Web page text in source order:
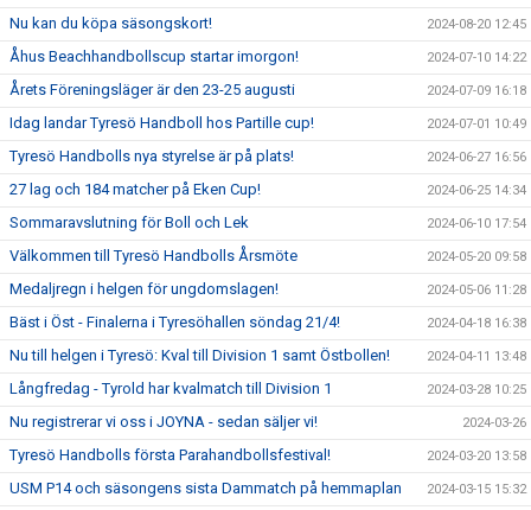
Nu kan du köpa säsongskort! 2024-08-20 12:45
Åhus Beachhandbollscup startar imorgon! 2024-07-10 14:22
Årets Föreningsläger är den 23-25 augusti 2024-07-09 16:18
Idag landar Tyresö Handboll hos Partille cup! 2024-07-01 10:49
Tyresö Handbolls nya styrelse är på plats! 2024-06-27 16:56
27 lag och 184 matcher på Eken Cup! 2024-06-25 14:34
Sommaravslutning för Boll och Lek 2024-06-10 17:54
Välkommen till Tyresö Handbolls Årsmöte 2024-05-20 09:58
Medaljregn i helgen för ungdomslagen! 2024-05-06 11:28
Bäst i Öst - Finalerna i Tyresöhallen söndag 21/4! 2024-04-18 16:38
Nu till helgen i Tyresö: Kval till Division 1 samt Östbollen! 2024-04-11 13:48
Långfredag - Tyrold har kvalmatch till Division 1 2024-03-28 10:25
Nu registrerar vi oss i JOYNA - sedan säljer vi! 2024-03-26
Tyresö Handbolls första Parahandbollsfestival! 2024-03-20 13:58
USM P14 och säsongens sista Dammatch på hemmaplan 2024-03-15 15:32